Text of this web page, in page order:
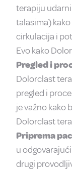
terapiju
talasima)
cirkulacija i
Evo kako
Pregled i
Dolorclast
pregled i
je važno kako
Dolorclast
Priprema
u
drugi